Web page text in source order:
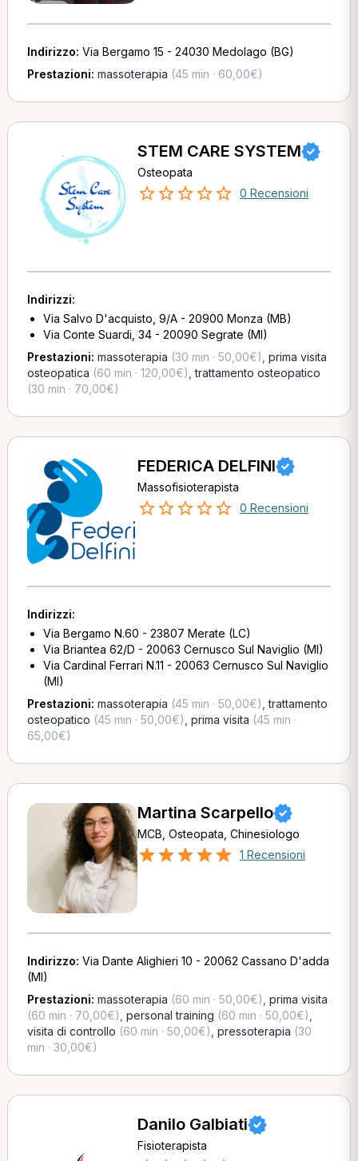
Indirizzo: Via Bergamo 15 - 24030 Medolago (BG)
Prestazioni: massoterapia (45 min · 60,00€)
STEM CARE SYSTEM
Osteopata
0 Recensioni
Indirizzi:
Via Salvo D'acquisto, 9/A - 20900 Monza (MB)
Via Conte Suardi, 34 - 20090 Segrate (MI)
Prestazioni: massoterapia (30 min · 50,00€) prima visita
osteopatica (60 min · 120,00€) ,trattamento osteopatico
(30 min · 70,00€)
FEDERICA DELFINI
Massofisioterapista
0 Recensioni
Indirizzi:
Via Bergamo N.60 - 23807 Merate (LC)
Via Briantea 62/D - 20063 Cernusco Sul Naviglio (MI)
Via Cardinal Ferrari N.11 - 20063 Cernusco Sul Naviglio
(MI)
Prestazioni: massoterapia (45 min · 50,00€) ,trattamento
osteopatico (45 min · 50,00€) prima visita (45 min ·
65,00€)
Martina Scarpello
MCB, Osteopata, Chinesiologo
1 Recensioni
Indirizzo: Via Dante Alighieri 10 - 20062 Cassano D'adda
(MI)
Prestazioni: massoterapia (60 min · 50,00€) prima visita
(60 min · 70,00€) personal training (60 min · 50,00€)
visita di controllo (60 min · 50,00€) pressoterapia (30
min · 30,00€)
Danilo Galbiati
Fisioterapista